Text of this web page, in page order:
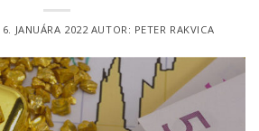
6. JANUÁRA 2022 AUTOR: PETER RAKVICA